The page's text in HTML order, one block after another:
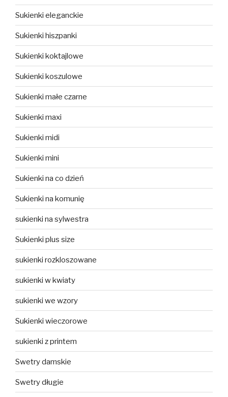
Sukienki eleganckie
Sukienki hiszpanki
Sukienki koktajlowe
Sukienki koszulowe
Sukienki małe czarne
Sukienki maxi
Sukienki midi
Sukienki mini
Sukienki na co dzień
Sukienki na komunię
sukienki na sylwestra
Sukienki plus size
sukienki rozkloszowane
sukienki w kwiaty
sukienki we wzory
Sukienki wieczorowe
sukienki z printem
Swetry damskie
Swetry długie